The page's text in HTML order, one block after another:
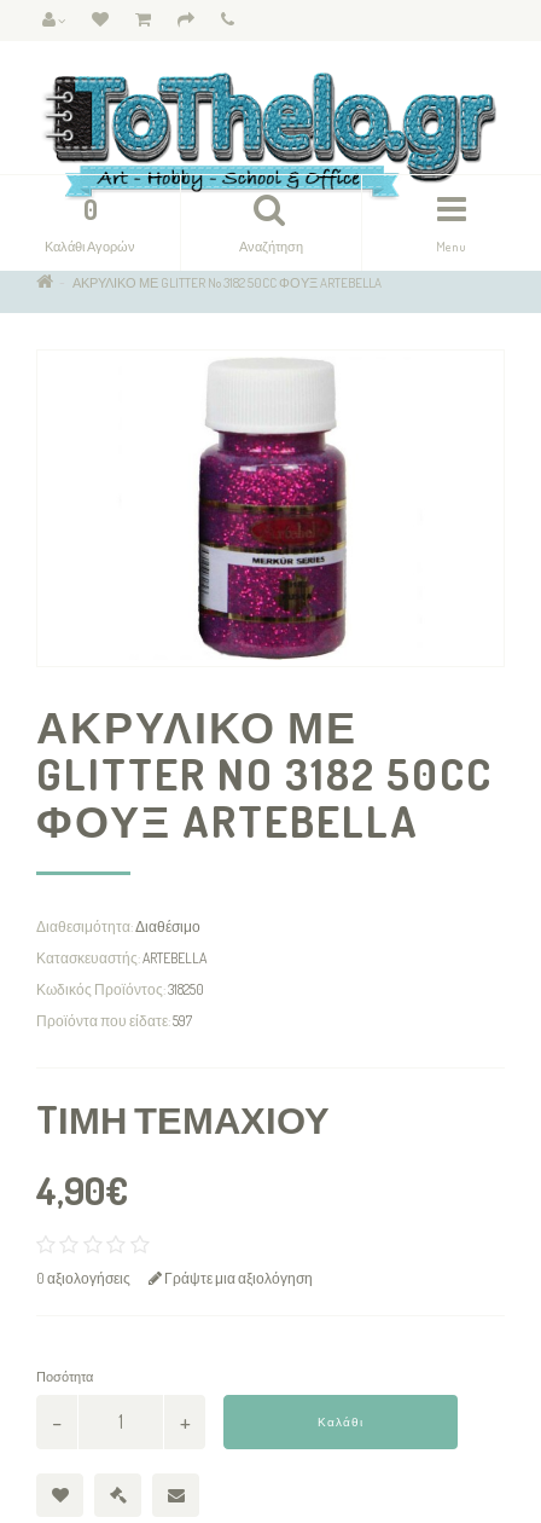
Menu
Αναζήτηση
0
Καλάθι Αγορών
ΑΚΡΥΛΙΚΟ ΜΕ GLITTER No 3182 50CC ΦΟΥΞ ARTEBELLA
ΑΚΡΥΛΙΚΟ ΜΕ
GLITTER NO 3182 50CC
ΦΟΥΞ ARTEBELLA
Διαθεσιμότητα:Διαθέσιμο
Κατασκευαστής:ARTEBELLA
Κωδικός Προϊόντος:318250
Προϊόντα που είδατε:597
TΙΜΉ ΤΕΜΑΧΊΟΥ
4,90€
0 αξιολογήσεις Γράψτε μια αξιολόγηση
Ποσότητα
Καλάθι